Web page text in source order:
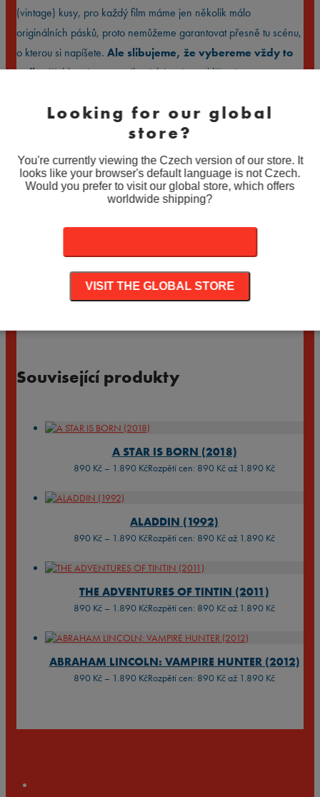
(vintage) kusy, pro každý film máme jen několik málo
originálních pásků, proto nemůžeme garantovat přesně tu scénu,
o kterou si napíšete. Ale slibujeme, že vybereme vždy to
nejlepší:hlavní postavy, ikonické scény a klíčové momenty
krajiny nebo davy komparzistů.
Varianty
produktu
PŘIDAT DO KOŠÍKU
Související produkty
A STAR IS BORN (2018)
890 Kč – 1.890 KčRozpětí cen: 890 Kč až 1.890 Kč
ALADDIN (1992)
890 Kč – 1.890 KčRozpětí cen: 890 Kč až 1.890 Kč
THE ADVENTURES OF TINTIN (2011)
890 Kč – 1.890 KčRozpětí cen: 890 Kč až 1.890 Kč
ABRAHAM LINCOLN: VAMPIRE HUNTER (2012)
890 Kč – 1.890 KčRozpětí cen: 890 Kč až 1.890 Kč
Looking for our global
store?
You're currently viewing the Czech version of our store. It
looks like your browser's default language is not Czech.
Would you prefer to visit our global store, which offers
worldwide shipping?
VISIT THE GLOBAL STORE